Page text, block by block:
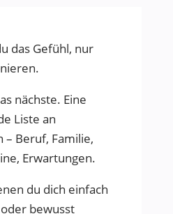
das Gefühl, nur
nächste. Eine
Liste an
Beruf, Familie,
Erwartungen.
du dich einfach
bewusst